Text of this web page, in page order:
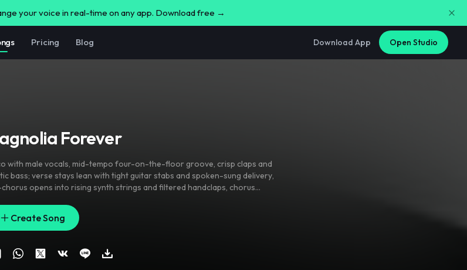
your voice in real-time on any app. Download free →
Pricing Blog Download App Open Studio
Forever
with male vocals, mid-tempo four-on-the-floor groove, crisp claps and
bass; verse stays lean with tight guitar stabs and spoken-sung delivery,
opens into rising synth strings and filtered handclaps, chorus
ear candy: reverse swells before the hook
lines,and a brief tape-stop into the final chorus. Bright
mix with a retro dancefloor sheen.
Create Song